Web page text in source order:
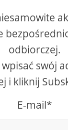
odbiorczej.
swój
i kliknij
E-mail*